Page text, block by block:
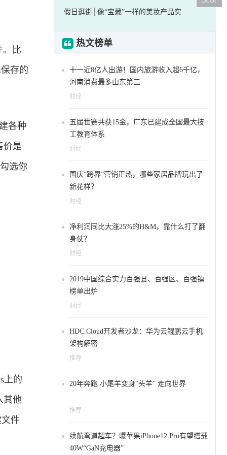
。比
存的
各种
价是
选你
上的
其他
件
假日逛街│像“宝藏”一样的美妆产品实
热文榜单
十一近8亿人出游！国内旅游收入超6千亿，
河南消费最多山东第三
财经
五届世赛共获15金，广东已建成全国最大技
工教育体系
财经
国庆“跨界”营销正热，哪些家居品牌玩出了
新花样？
财经
净利润同比大涨25%的H&M，靠什么打了翻
身仗？
财经
2019中国综合实力百强县、百强区、百强镇
榜单出炉
财经
HDC.Cloud开发者沙龙：华为云鲲鹏云手机
架构解密
推荐
20年奔跑 小尾羊变身“头羊” 走向世界
推荐
续航弯道超车？曝苹果iPhone12 Pro有望搭载
40W“GaN充电器”